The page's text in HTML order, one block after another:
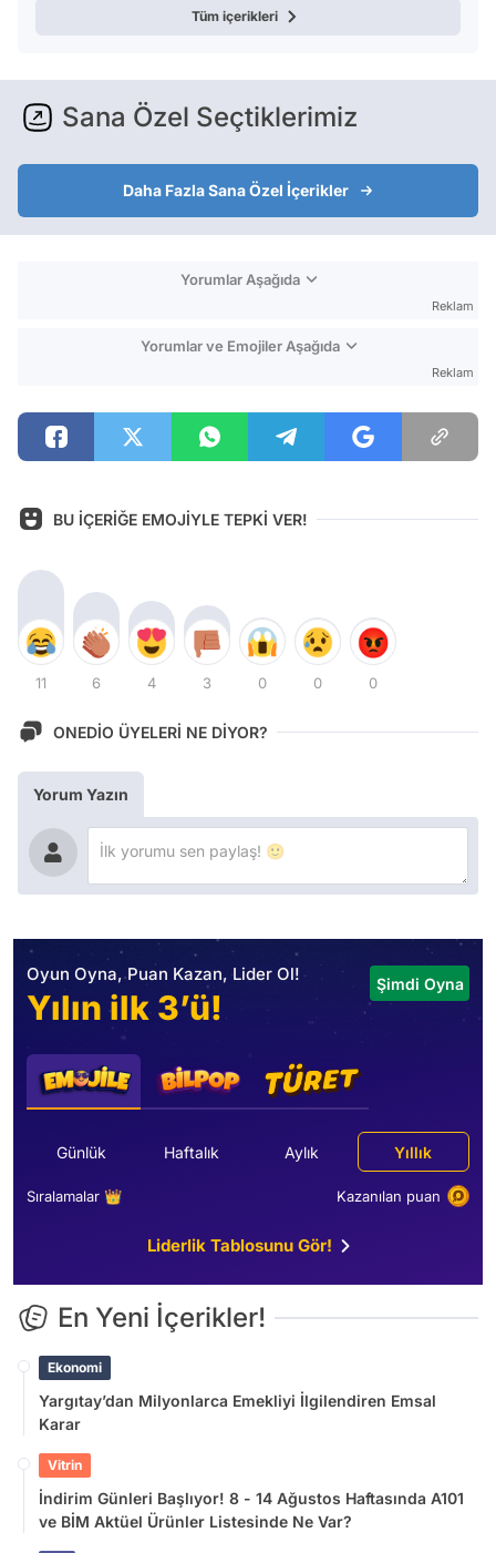
Tüm içerikleri
Sana Özel Seçtiklerimiz
Daha Fazla Sana Özel İçerikler
Yorumlar Aşağıda
Reklam
Yorumlar ve Emojiler Aşağıda
Reklam
BU İÇERİĞE EMOJİYLE TEPKİ VER!
11 6 4 3 0 0 0
ONEDİO ÜYELERİ NE DİYOR?
Yorum Yazın
Oyun Oyna, Puan Kazan, Lider Ol!
Yılın ilk 3’ü!
Şimdi Oyna
Günlük Haftalık Aylık Yıllık
Sıralamalar 👑 Kazanılan puan
Liderlik Tablosunu Gör!
En Yeni İçerikler!
Ekonomi
Yargıtay’dan Milyonlarca Emekliyi İlgilendiren Emsal
Karar
Vitrin
İndirim Günleri Başlıyor! 8 - 14 Ağustos Haftasında A101
ve BİM Aktüel Ürünler Listesinde Ne Var?